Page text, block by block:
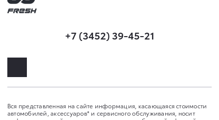
+7 (3452) 39-45-21
Вся представленная на сайте информация, касающаяся стоимости
автомобилей, аксессуаров* и сервисного обслуживания, носит